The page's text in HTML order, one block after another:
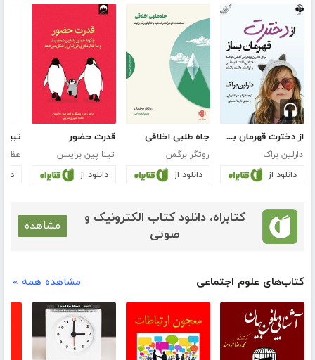
از دخترت قهرمان بساز
دارلین براک
دانلود از
جاه طلبی اخلاقی
روتگر برگمن
دانلود از
قدرت حضور
تینا پین برایسن
دانلود از
کتابراه، دانلود کتاب الکترونیک و
صوتی
مشاهده
کتاب‌های علوم اجتماعی مشاهده همه »